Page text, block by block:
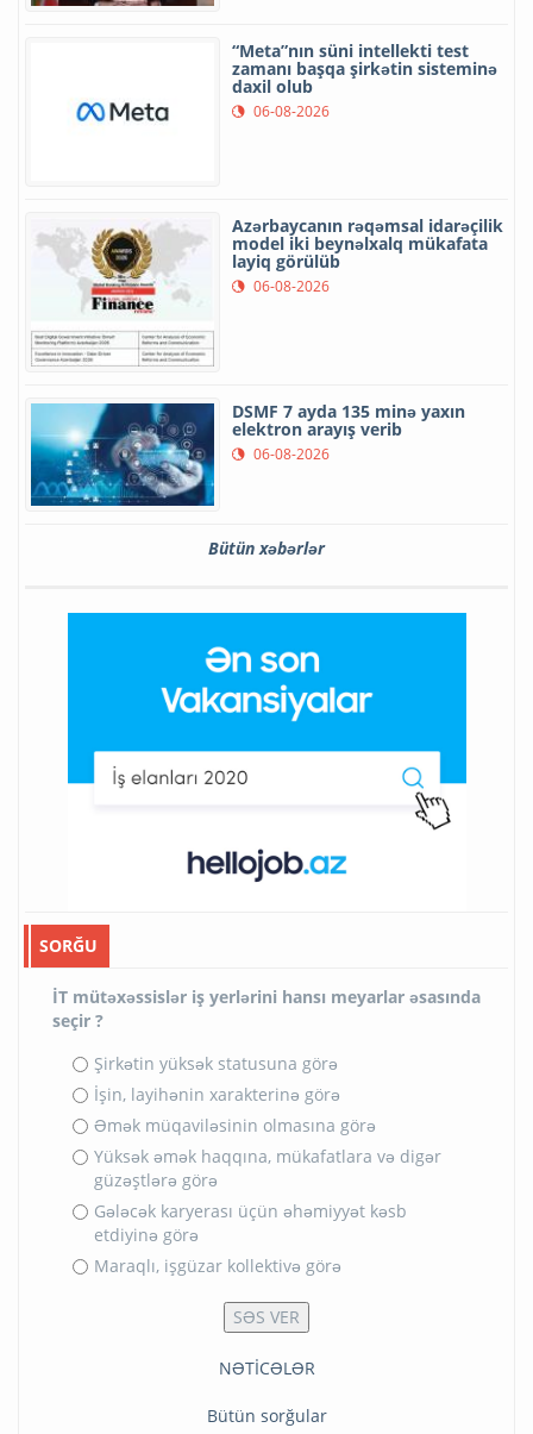
“Meta”nın süni intellekti test
zamanı başqa şirkətin sisteminə
daxil olub
06-08-2026
Azərbaycanın rəqəmsal idarəçilik
model iki beynəlxalq mükafata
layiq görülüb
06-08-2026
DSMF 7 ayda 135 minə yaxın
elektron arayış verib
06-08-2026
Bütün xəbərlər
SORĞU
İT mütəxəssislər iş yerlərini hansı meyarlar əsasında
seçir ?
Şirkətin yüksək statusuna görə
İşin, layihənin xarakterinə görə
Əmək müqaviləsinin olmasına görə
Yüksək əmək haqqına, mükafatlara və digər
güzəştlərə görə
Gələcək karyerası üçün əhəmiyyət kəsb
etdiyinə görə
Maraqlı, işgüzar kollektivə görə
NƏTİCƏLƏR
Bütün sorğular